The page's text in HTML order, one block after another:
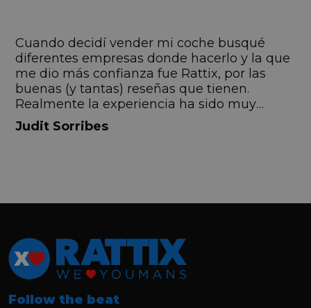
Cuando decidí vender mi coche busqué
diferentes empresas donde hacerlo y la que
me dio más confianza fue Rattix, por las
buenas (y tantas) reseñas que tienen.
Realmente la experiencia ha sido muy
buena, Carolina ha sido siempre muy atenta
y profesional. Finalmente mi hermana se
Judit Sorribes
Follow the beat